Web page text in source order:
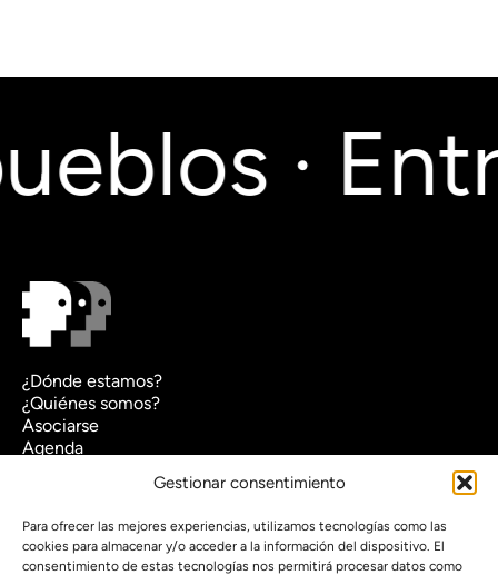
Gestionar consentimiento
Para ofrecer las mejores experiencias, utilizamos tecnologías como las
cookies para almacenar y/o acceder a la información del dispositivo. El
consentimiento de estas tecnologías nos permitirá procesar datos como
·
¿Dónde estamos?
¿Quiénes somos?
Asociarse
Agenda
Política de privacidad